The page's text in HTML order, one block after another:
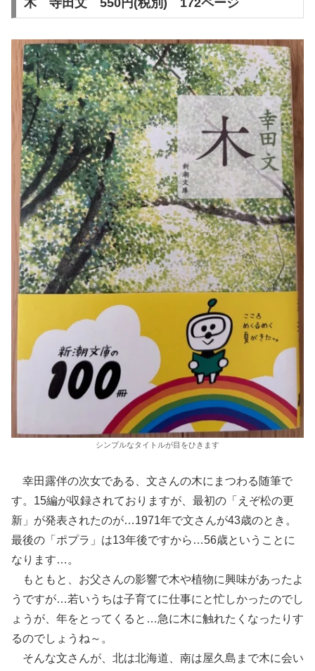
シンプルなタイトルが目をひきます
幸田露伴の次女である、文さんの木にまつわる随筆で
す。15編が収録されておりますが、最初の「えぞ松の更
新」が発表されたのが…1971年で文さんが43歳のとき。
最後の「ポプラ」は13年後ですから…56歳ということに
なります…。
もともと、お父さんの影響で木や植物に興味があったよ
うですが…若いうちは子育てに仕事にと忙しかったのでし
ょうが、年をとってくると…急に木に触れたくなったりす
るのでしょうね～。
そんな文さんが、北は北海道、南は屋久島まで木に会い